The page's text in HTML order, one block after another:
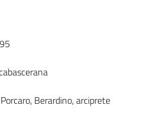
Porcaro, Berardino, arciprete